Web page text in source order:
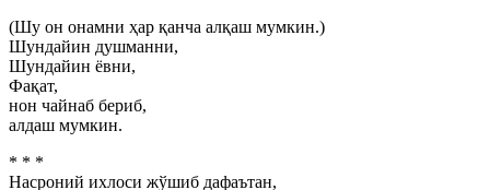
(Шу он онамни ҳар қанча алқаш мумкин.)
Шундайин душманни,
Шундайин ёвни,
Фақат,
нон чайнаб бериб,
алдаш мумкин.
* * *
Насроний ихлоси жўшиб дафаътан,